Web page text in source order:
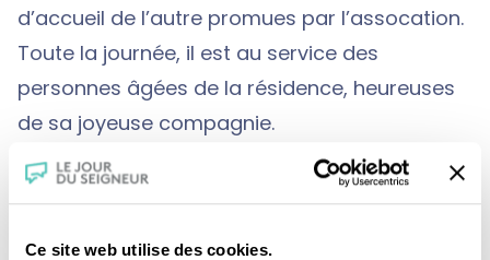
Ce site web utilise des cookies.
d’accueil de l’autre promues par l’assocation.
Toute la journée, il est au service des
personnes âgées de la résidence, heureuses
de sa joyeuse compagnie.
Les artistes terminent leurs installations tandis
que l’évêque de Cahors Mgr Norbert Turini